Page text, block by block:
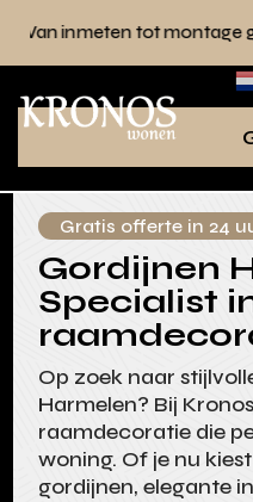
montage geregeld
Gratis offerte in 24
Gordijnen
Specialist
Op zoek naar
Harmelen? Bij
raamdecoratie die
woning. Of je nu
gordijnen, elegante